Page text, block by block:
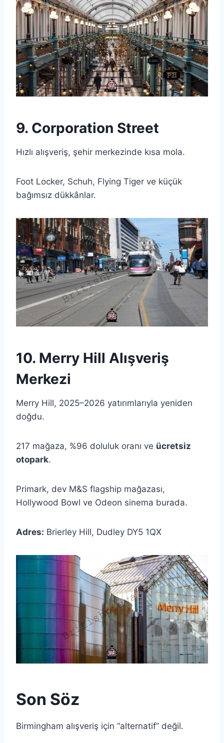
9. Corporation Street
Hızlı alışveriş, şehir merkezinde kısa mola.
Foot Locker, Schuh, Flying Tiger ve küçük
bağımsız dükkânlar.
10. Merry Hill Alışveriş
Merkezi
Merry Hill, 2025–2026 yatırımlarıyla yeniden
doğdu.
217 mağaza, %96 doluluk oranı ve ücretsiz
otopark.
Primark, dev M&S flagship mağazası,
Hollywood Bowl ve Odeon sinema burada.
Adres: Brierley Hill, Dudley DY5 1QX
Son Söz
Birmingham alışveriş için “alternatif” değil.